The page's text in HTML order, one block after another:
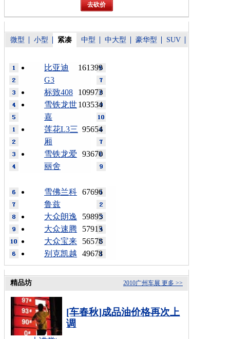
微型 小型 紧凑 中型 中大型 豪华型 SUV
161399
比亚迪
G3
109973
标致408
103534
雪铁龙世
嘉
95654
莲花L3三
厢
93670
雪铁龙爱
丽舍
67696
雪佛兰科
鲁兹
59895
大众朗逸
57915
大众速腾
56578
大众宝来
49678
别克凯越
更多 >>
2010广州车展
精品坊
[车春秋]成品油价格再次上
调